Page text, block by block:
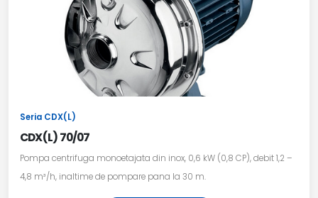
Seria CDX(L)
CDX(L) 70/07
Pompa centrifuga monoetajata din inox, 0,6 kW (0,8 CP), debit 1,2 –
4,8 m³/h, inaltime de pompare pana la 30 m.